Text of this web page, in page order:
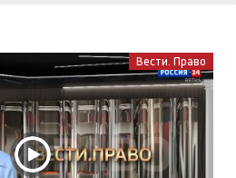
Вести. Право